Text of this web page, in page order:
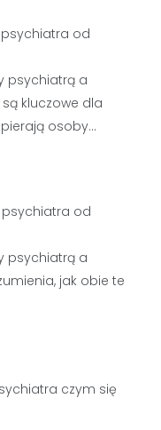
psychiatra od
psychiatrą a
kluczowe dla
osoby…
psychiatra od
psychiatrą a
jak obie te
czym się